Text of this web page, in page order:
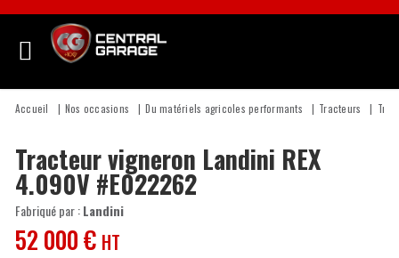
Accueil Nos occasions Du matériels agricoles performants Tracteurs
Tracteur vigneron Landini REX
4.090V #E022262
52 000€ HT
Fabriqué par :Landini